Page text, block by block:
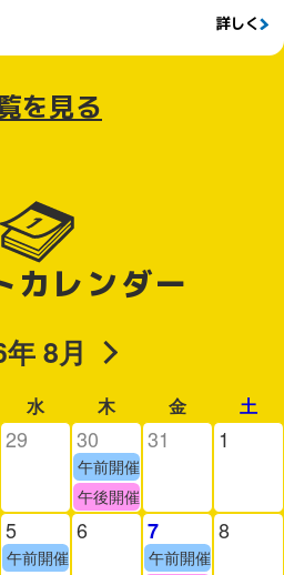
詳しく
を見る
カレンダー
8月
水 木 金 土
29 30 31 1
午前開催
午後開催
5 6 7 8
午前開催
午前開催